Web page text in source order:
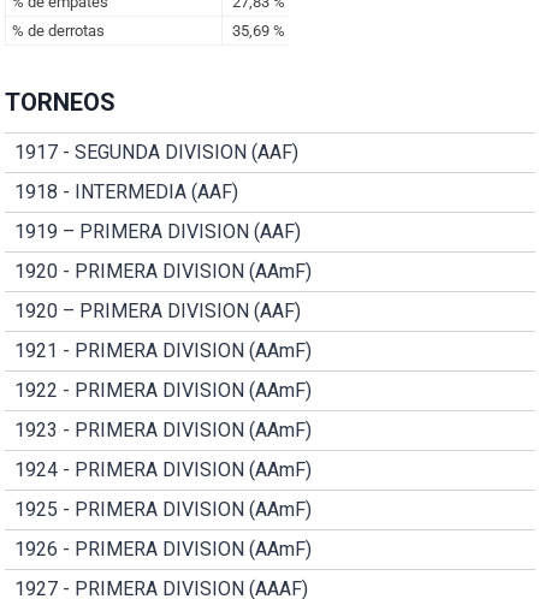
TORNEOS
1917 - SEGUNDA DIVISION (AAF)
1918 - INTERMEDIA (AAF)
1919 – PRIMERA DIVISION (AAF)
1920 - PRIMERA DIVISION (AAmF)
1920 – PRIMERA DIVISION (AAF)
1921 - PRIMERA DIVISION (AAmF)
1922 - PRIMERA DIVISION (AAmF)
1923 - PRIMERA DIVISION (AAmF)
1924 - PRIMERA DIVISION (AAmF)
1925 - PRIMERA DIVISION (AAmF)
1926 - PRIMERA DIVISION (AAmF)
1927 - PRIMERA DIVISION (AAAF)